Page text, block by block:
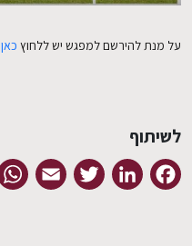
על מנת להירשם למפגש יש ללחוץ כאן
לשיתוף
Facebook
LinkedIn
Twitter
Email